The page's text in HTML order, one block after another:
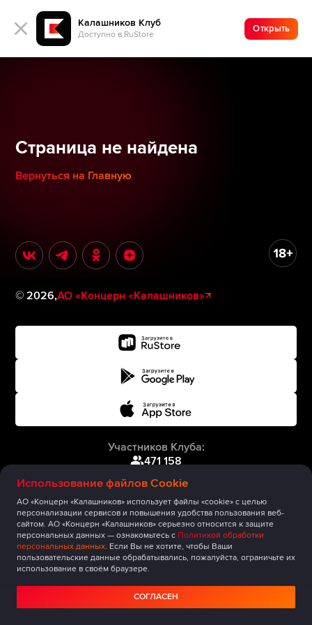
Калашников Клуб
Доступно в RuStore
Открыть
Использование файлов Cookie
АО «Концерн «Калашников» использует файлы «cookie» с целью
персонализации сервисов и повышения удобства пользования веб-
сайтом. АО «Концерн «Калашников» серьезно относится к защите
персональных данных — ознакомьтесь с Политикой обработки
персональных данных. Если Вы не хотите, чтобы Ваши
пользовательские данные обрабатывались, пожалуйста, ограничьте их
использование в своём браузере.
СОГЛАСЕН
Страница не найдена
Вернуться на Главную
©2026,АО «Концерн «Калашников»
Участников Клуба:
471 158